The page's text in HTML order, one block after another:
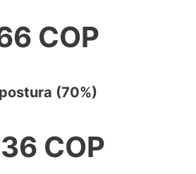
COP
(70%)
COP